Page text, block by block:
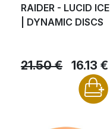
RAIDER - LUCID ICE
| DYNAMIC DISCS
21.50 € 16.13 €